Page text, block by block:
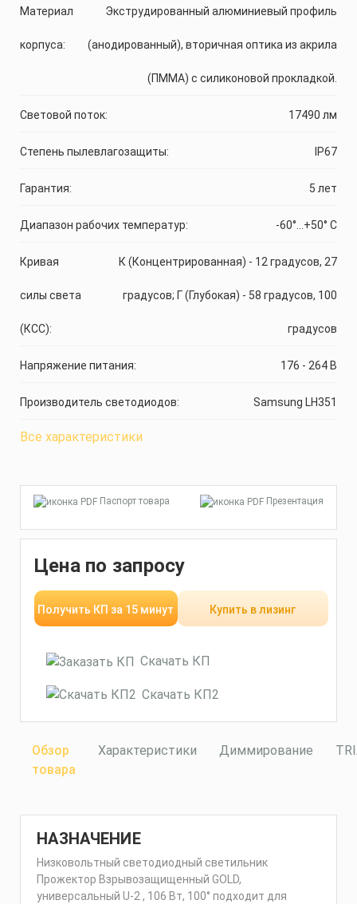
Материал
корпуса:
Экструдированный алюминиевый профиль
(анодированный), вторичная оптика из акрила
(ПММА) с силиконовой прокладкой.
Световой поток: 17490 лм
Степень пылевлагозащиты: IP67
Гарантия: 5 лет
Диапазон рабочих температур: -60°...+50° C
Кривая
силы света
(КСС):
К (Концентрированная) - 12 градусов, 27
градусов; Г (Глубокая) - 58 градусов, 100
градусов
Напряжение питания: 176 - 264 В
Производитель светодиодов: Samsung LH351
Все характеристики
Паспорт товара Презентация
Цена по запросу
Получить КП за 15 минут Купить в лизинг
Скачать КП
Скачать КП2
Обзор
товара
Характеристики Диммирование
НАЗНАЧЕНИЕ
Низковольтный светодиодный светильник
Прожектор Взрывозащищенный GOLD,
универсальный U-2 , 106 Вт, 100° подходит для